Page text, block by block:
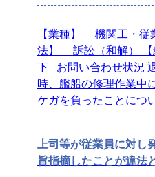
【業種】 機関工・従
法】 訴訟（和解） 【
下 お問い合わせ状況
時、艦船の修理作業中
ケガを負ったことにつ
上司等が従業員に対し
旨指摘したことが違法